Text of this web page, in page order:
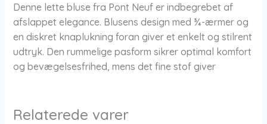
antal
Denne lette bluse fra Pont Neuf er indbegrebet af
afslappet elegance. Blusens design med ¾-ærmer og
en diskret knaplukning foran giver et enkelt og stilrent
udtryk. Den rummelige pasform sikrer optimal komfort
og bevægelsesfrihed, mens det fine stof giver
Relaterede varer